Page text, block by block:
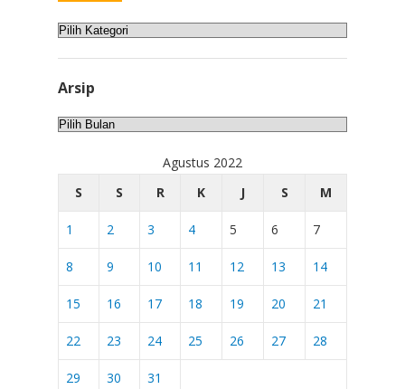
Kategori
Arsip
Arsip
Agustus 2022
S
S R K J S M
1 2 3 4 5 6 7
8 9 10 11 12 13 14
15 16 17 18 19 20 21
22 23 24 25 26 27 28
29 30 31